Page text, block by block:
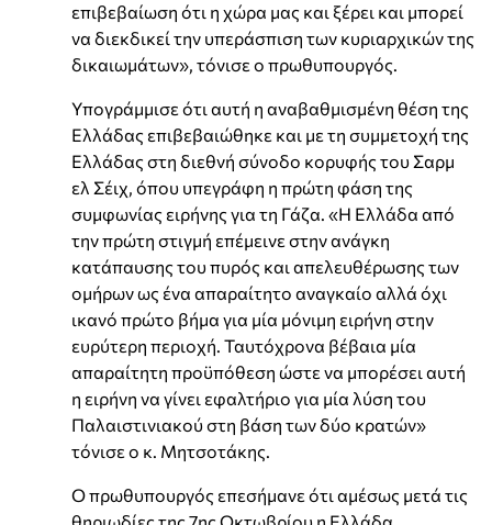
επιβεβαίωση ότι η χώρα μας και ξέρει και μπορεί
να διεκδικεί την υπεράσπιση των κυριαρχικών της
δικαιωμάτων», τόνισε ο πρωθυπουργός.
Υπογράμμισε ότι αυτή η αναβαθμισμένη θέση της
Ελλάδας επιβεβαιώθηκε και με τη συμμετοχή της
Ελλάδας στη διεθνή σύνοδο κορυφής του Σαρμ
ελ Σέιχ, όπου υπεγράφη η πρώτη φάση της
συμφωνίας ειρήνης για τη Γάζα. «Η Ελλάδα από
την πρώτη στιγμή επέμεινε στην ανάγκη
κατάπαυσης του πυρός και απελευθέρωσης των
ομήρων ως ένα απαραίτητο αναγκαίο αλλά όχι
ικανό πρώτο βήμα για μία μόνιμη ειρήνη στην
ευρύτερη περιοχή. Ταυτόχρονα βέβαια μία
απαραίτητη προϋπόθεση ώστε να μπορέσει αυτή
η ειρήνη να γίνει εφαλτήριο για μία λύση του
Παλαιστινιακού στη βάση των δύο κρατών»
τόνισε ο κ. Μητσοτάκης.
Ο πρωθυπουργός επεσήμανε ότι αμέσως μετά τις